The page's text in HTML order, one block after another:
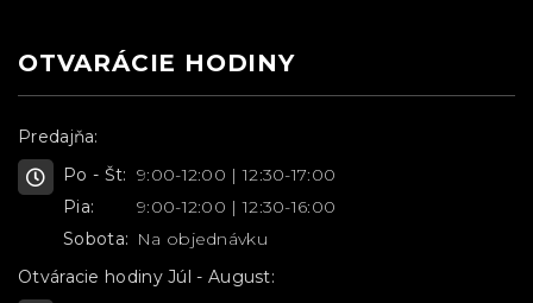
OTVARÁCIE HODINY
Predajňa:
Po - Št: 9:00-12:00 | 12:30-17:00
Pia:
9:00-12:00 | 12:30-16:00
Sobota: Na objednávku
Otváracie hodiny Júl - August: